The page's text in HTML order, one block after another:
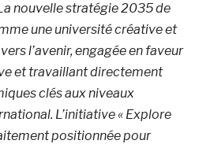
nouvelle stratégie 2035 de
une université créative et
l’avenir, engagée en faveur
et travaillant directement
clés aux niveaux
L’initiative « Explore
positionnée pour